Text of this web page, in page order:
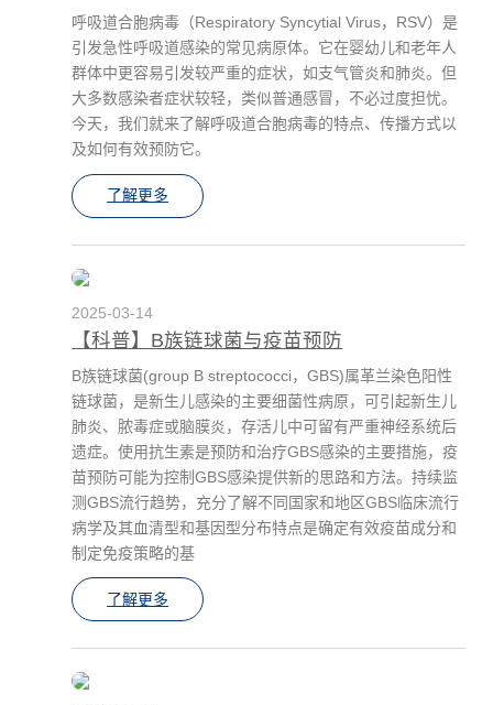
呼吸道合胞病毒（Respiratory Syncytial Virus，RSV）是
引发急性呼吸道感染的常见病原体。它在婴幼儿和老年人
群体中更容易引发较严重的症状，如支气管炎和肺炎。但
大多数感染者症状较轻，类似普通感冒，不必过度担忧。
今天，我们就来了解呼吸道合胞病毒的特点、传播方式以
及如何有效预防它。
了解更多
2025-03-14
【科普】B族链球菌与疫苗预防
B族链球菌(group B streptococci，GBS)属革兰染色阳性
链球菌，是新生儿感染的主要细菌性病原，可引起新生儿
肺炎、脓毒症或脑膜炎，存活儿中可留有严重神经系统后
遗症。使用抗生素是预防和治疗GBS感染的主要措施，疫
苗预防可能为控制GBS感染提供新的思路和方法。持续监
测GBS流行趋势，充分了解不同国家和地区GBS临床流行
病学及其血清型和基因型分布特点是确定有效疫苗成分和
制定免疫策略的基
了解更多